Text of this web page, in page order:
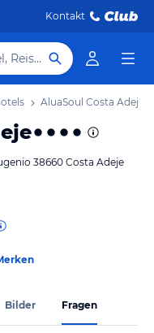
Kontakt
Hotel, Reiseziel
AluaSoul Costa Adeje
38660 Costa Adeje
Bilder Fragen